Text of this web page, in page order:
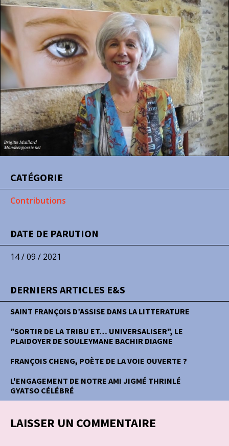
CATÉGORIE
Contributions
DATE DE PARUTION
14 / 09 / 2021
DERNIERS ARTICLES E&S
SAINT FRANÇOIS D’ASSISE DANS LA LITTERATURE
"SORTIR DE LA TRIBU ET… UNIVERSALISER", LE
PLAIDOYER DE SOULEYMANE BACHIR DIAGNE
FRANÇOIS CHENG, POÈTE DE LA VOIE OUVERTE ?
L'ENGAGEMENT DE NOTRE AMI JIGMÉ THRINLÉ
GYATSO CÉLÉBRÉ
LAISSER UN COMMENTAIRE